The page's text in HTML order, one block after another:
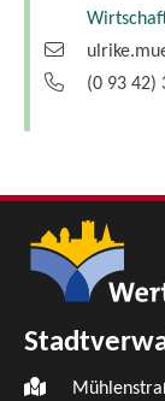
(0 93 42)